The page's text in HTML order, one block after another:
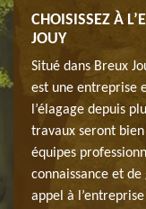
CHOISISSEZ À
JOUY
Situé dans Breux
est une entreprise
l’élagage depuis
travaux seront bien
équipes
connaissance et
appel à